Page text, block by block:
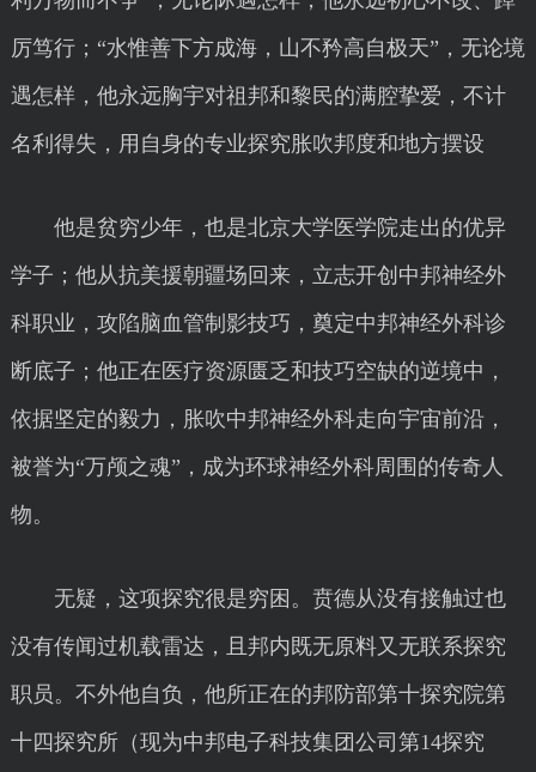
厉笃行；“水惟善下方成海，山不矜高自极天”，无论境
遇怎样，他永远胸宇对祖邦和黎民的满腔挚爱，不计
名利得失，用自身的专业探究胀吹邦度和地方摆设
他是贫穷少年，也是北京大学医学院走出的优异
学子；他从抗美援朝疆场回来，立志开创中邦神经外
科职业，攻陷脑血管制影技巧，奠定中邦神经外科诊
断底子；他正在医疗资源匮乏和技巧空缺的逆境中，
依据坚定的毅力，胀吹中邦神经外科走向宇宙前沿，
被誉为“万颅之魂”，成为环球神经外科周围的传奇人
物。
无疑，这项探究很是穷困。贲德从没有接触过也
没有传闻过机载雷达，且邦内既无原料又无联系探究
职员。不外他自负，他所正在的邦防部第十探究院第
十四探究所（现为中邦电子科技集团公司第14探究